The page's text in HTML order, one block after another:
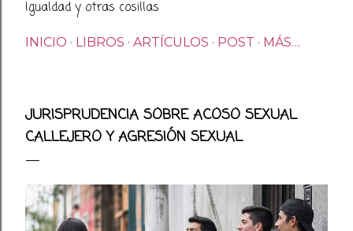
Igualdad y otras cosillas
INICIO LIBROS ARTÍCULOS POST MÁS…
JURISPRUDENCIA SOBRE ACOSO SEXUAL
CALLEJERO Y AGRESIÓN SEXUAL